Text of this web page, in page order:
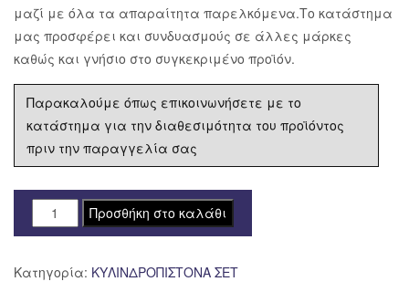
μαζί με όλα τα απαραίτητα παρελκόμενα.Το κατάστημα
μας προσφέρει και συνδυασμούς σε άλλες μάρκες
καθώς και γνήσιο στο συγκεκριμένο προϊόν.
Παρακαλούμε όπως επικοινωνήσετε με το
κατάστημα για την διαθεσιμότητα του προϊόντος
πριν την παραγγελία σας
ΚΥΛΙΝΔΡΟΠΙΣΤΟΝΟ
ΣΕΤ
CRYPTON-
Προσθήκη στο καλάθι
Κατηγορία: ΚΥΛΙΝΔΡΟΠΙΣΤΟΝΑ ΣΕΤ